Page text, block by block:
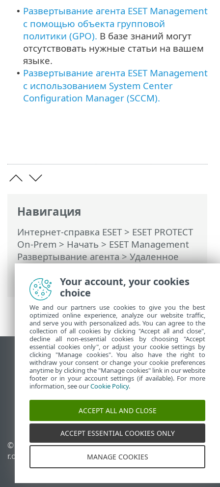
Навигация
Интернет-справка ESET> ESET PROTECT
On-Prem > Начать > ESET Management
Развертывание агента>Удаленное
агента с помощью GPO или SCCM
• Развертывание агента ESET Management
с помощью объекта групповой
политики (GPO). В базе знаний могут
отсутствовать нужные статьи на вашем
языке.
• Развертывание агента ESET Management
с использованием System Center
Configuration Manager (SCCM).
Использовать сайт для ПК
End of Life
База знаний ESET
ESET Status Portal
Региональная поддержка
© 1992 - 2026 ESET, spol. s
r.o. - Все права защищены.
Управлять файлами
Политика в отношении
Your account, your cookies
choice
We and our partners use cookies to give you the best
optimized online experience, analyze our website traffic,
and serve you with personalized ads. You can agree to the
collection of all cookies by clicking "Accept all and close",
decline all non-essential cookies by choosing "Accept
essential cookies only", or adjust your cookie settings by
clicking "Manage cookies". You also have the right to
withdraw your consent or change your cookie preferences
anytime by clicking the "Manage cookies" link in our website
footer or in your account settings (if available). For more
information, see ourCookie Policy.
ACCEPT ALL AND CLOSE
ACCEPT ESSENTIAL COOKIES ONLY
MANAGE COOKIES